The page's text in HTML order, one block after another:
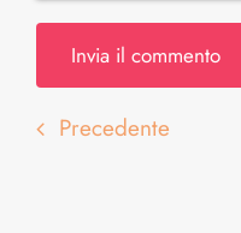
Precedente